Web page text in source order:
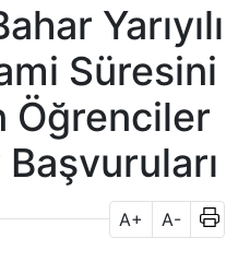
Yarıyılı
Süresini
Öğrenciler
Başvuruları
A+ A-